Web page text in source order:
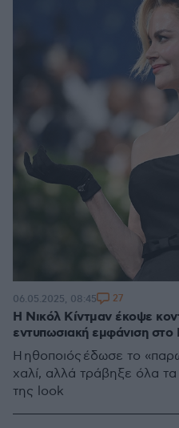
Η Νικόλ Κίντμαν έκοψε
εντυπωσιακή εμφάνιση
Η ηθοποιός έδωσε το
χαλί, αλλά τράβηξε όλα
της look
06.05.2025, 08:45 27